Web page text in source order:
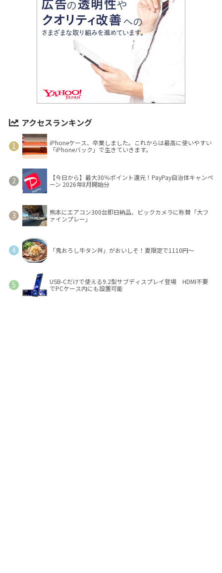
アクセスランキング
iPhoneケース、卒業しました。これからは最高に使いやすい
「iPhoneバック」で生きていきます。
【今日から】最大30％ポイント還元！PayPay自治体キャンペ
ーン 2026年8月開始分
熊本にエアコン300台即日納品、ビックカメラに称賛「大フ
ァインプレー」
「鬼おろし牛タン丼」がおいしそ！夏限定で1110円～
USB-Cだけで使える9.2型サブディスプレイ登場 HDMI不要
でPCケース内にも設置可能